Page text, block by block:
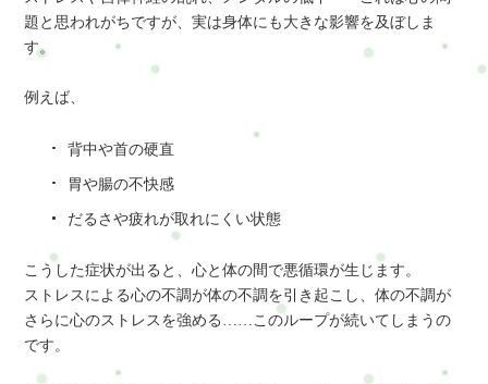
題と思われがちですが、実は身体にも大きな影響を及ぼしま
す。
例えば、
背中や首の硬直
胃や腸の不快感
だるさや疲れが取れにくい状態
こうした症状が出ると、心と体の間で悪循環が生じます。
ストレスによる心の不調が体の不調を引き起こし、体の不調が
さらに心のストレスを強める……このループが続いてしまうの
です。